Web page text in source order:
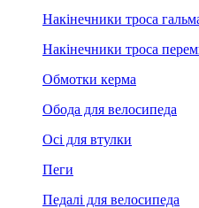
Накінечники троса
Накінечники троса
Обмотки керма
Обода для велосипеда
Осі для втулки
Пеги
Педалі для велосипеда